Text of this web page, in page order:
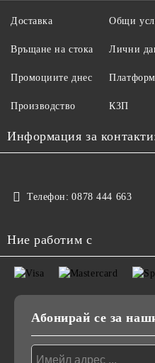
Доставка
Връщане на стока
Промоциите днес
Производство
Общи
Лични
КЗП
Информация за
Телефон: 0878 444 663
Ние работим с
Абонирай се за